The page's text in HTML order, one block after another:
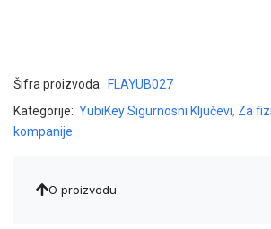
Šifra proizvoda: FLAYUB027
Kategorije: YubiKey Sigurnosni Ključevi, Za
kompanije
O proizvodu